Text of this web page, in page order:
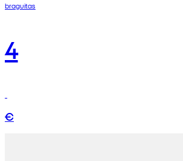
braguitas
4
€